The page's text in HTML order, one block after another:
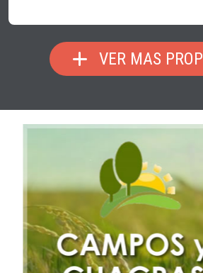
VER MAS